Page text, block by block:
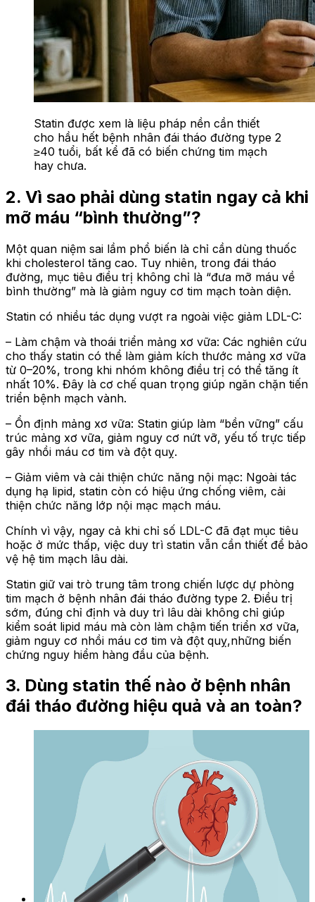
Statin được xem là liệu pháp nền cần thiết
cho hầu hết bệnh nhân đái tháo đường type 2
≥40 tuổi, bất kể đã có biến chứng tim mạch
hay chưa.
2. Vì sao phải dùng statin ngay cả khi
mỡ máu “bình thường”?
Một quan niệm sai lầm phổ biến là chỉ cần dùng thuốc
khi cholesterol tăng cao. Tuy nhiên, trong đái tháo
đường, mục tiêu điều trị không chỉ là “đưa mỡ máu về
bình thường” mà là giảm nguy cơ tim mạch toàn diện.
Statin có nhiều tác dụng vượt ra ngoài việc giảm LDL-C:
– Làm chậm và thoái triển mảng xơ vữa: Các nghiên cứu
cho thấy statin có thể làm giảm kích thước mảng xơ vữa
từ 0–20%, trong khi nhóm không điều trị có thể tăng ít
nhất 10%. Đây là cơ chế quan trọng giúp ngăn chặn tiến
triển bệnh mạch vành.
– Ổn định mảng xơ vữa: Statin giúp làm “bền vững” cấu
trúc mảng xơ vữa, giảm nguy cơ nứt vỡ, yếu tố trực tiếp
gây nhồi máu cơ tim và đột quỵ.
– Giảm viêm và cải thiện chức năng nội mạc: Ngoài tác
dụng hạ lipid, statin còn có hiệu ứng chống viêm, cải
thiện chức năng lớp nội mạc mạch máu.
Chính vì vậy, ngay cả khi chỉ số LDL-C đã đạt mục tiêu
hoặc ở mức thấp, việc duy trì statin vẫn cần thiết để bảo
vệ hệ tim mạch lâu dài.
Statin giữ vai trò trung tâm trong chiến lược dự phòng
tim mạch ở bệnh nhân đái tháo đường type 2. Điều trị
sớm, đúng chỉ định và duy trì lâu dài không chỉ giúp
kiểm soát lipid máu mà còn làm chậm tiến triển xơ vữa,
giảm nguy cơ nhồi máu cơ tim và đột quỵ,những biến
chứng nguy hiểm hàng đầu của bệnh.
3. Dùng statin thế nào ở bệnh nhân
đái tháo đường hiệu quả và an toàn?